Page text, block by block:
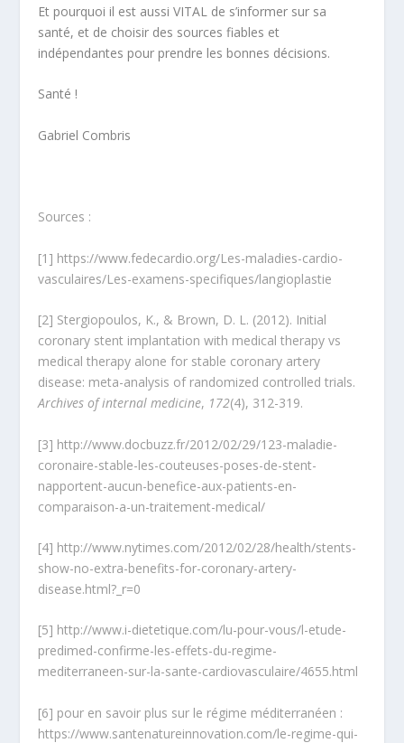
Et pourquoi il est aussi VITAL de s’informer sur sa
santé, et de choisir des sources fiables et
indépendantes pour prendre les bonnes décisions.
Santé !
Gabriel Combris
Sources :
[1] https://www.fedecardio.org/Les-maladies-cardio-
vasculaires/Les-examens-specifiques/langioplastie
[2] Stergiopoulos, K., & Brown, D. L. (2012). Initial
coronary stent implantation with medical therapy vs
medical therapy alone for stable coronary artery
disease: meta-analysis of randomized controlled trials.
Archives of internal medicine, 172(4), 312-319.
[3] http://www.docbuzz.fr/2012/02/29/123-maladie-
coronaire-stable-les-couteuses-poses-de-stent-
napportent-aucun-benefice-aux-patients-en-
comparaison-a-un-traitement-medical/
[4] http://www.nytimes.com/2012/02/28/health/stents-
show-no-extra-benefits-for-coronary-artery-
disease.html?_r=0
[5] http://www.i-dietetique.com/lu-pour-vous/l-etude-
predimed-confirme-les-effets-du-regime-
mediterraneen-sur-la-sante-cardiovasculaire/4655.html
[6] pour en savoir plus sur le régime méditerranéen :
https://www.santenatureinnovation.com/le-regime-qui-